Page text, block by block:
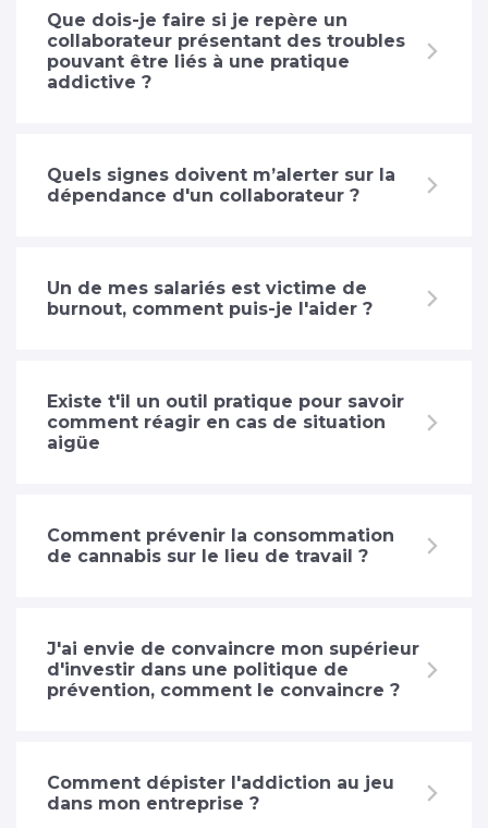
Que dois-je faire si je repère un
collaborateur présentant des troubles
pouvant être liés à une pratique
addictive ?
Quels signes doivent m’alerter sur la
dépendance d'un collaborateur ?
Un de mes salariés est victime de
burnout, comment puis-je l'aider ?
Existe t'il un outil pratique pour savoir
comment réagir en cas de situation
aigüe
Comment prévenir la consommation
de cannabis sur le lieu de travail ?
J'ai envie de convaincre mon supérieur
d'investir dans une politique de
prévention, comment le convaincre ?
Comment dépister l'addiction au jeu
dans mon entreprise ?